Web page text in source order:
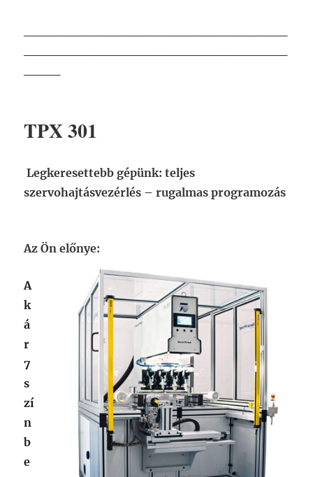
TPX 301
Legkeresettebb gépünk:teljes
szervohajtásvezérlés – rugalmas programozás
Az Ön előnye:
A
k
á
r
7
s
zí
n
b
e